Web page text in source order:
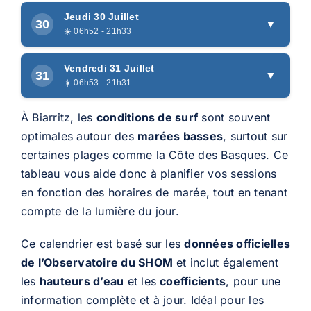
15h48 3.48m
04h19 3.36m
16h30 3.65m
23h18 1.19m
Marées hautes
04h56 3.51m
17h07 3.80m Coef. 65
23h52 1.05m
Marées hautes
05h31 3.64m Coef. 69
3.93m
30
Jeudi 30 Juillet
☀️ 06h52 - 21h33
▼
Marées hautes
06h03 3.74m Coef. 75
18h16
31
Vendredi 31 Juillet
☀️ 06h53 - 21h31
▼
Marées basses
00h25 0.95m
12h33 1.04m
Marées hautes
18h49 4.07m Coef. 82
À Biarritz, les conditions de surfsont souvent
optimales autour des marées basses, surtout sur
certaines plages comme la Côte des Basques. Ce
tableau vous aide donc à planifier vos sessions
en fonction des horaires de marée, tout en tenant
compte de la lumière du jour.
Ce calendrier est basé sur lesdonnées officielles
de l’Observatoire du SHOM et inclut également
les hauteurs d’eau et lescoefficients, pour une
information complète et à jour. Idéal pour les